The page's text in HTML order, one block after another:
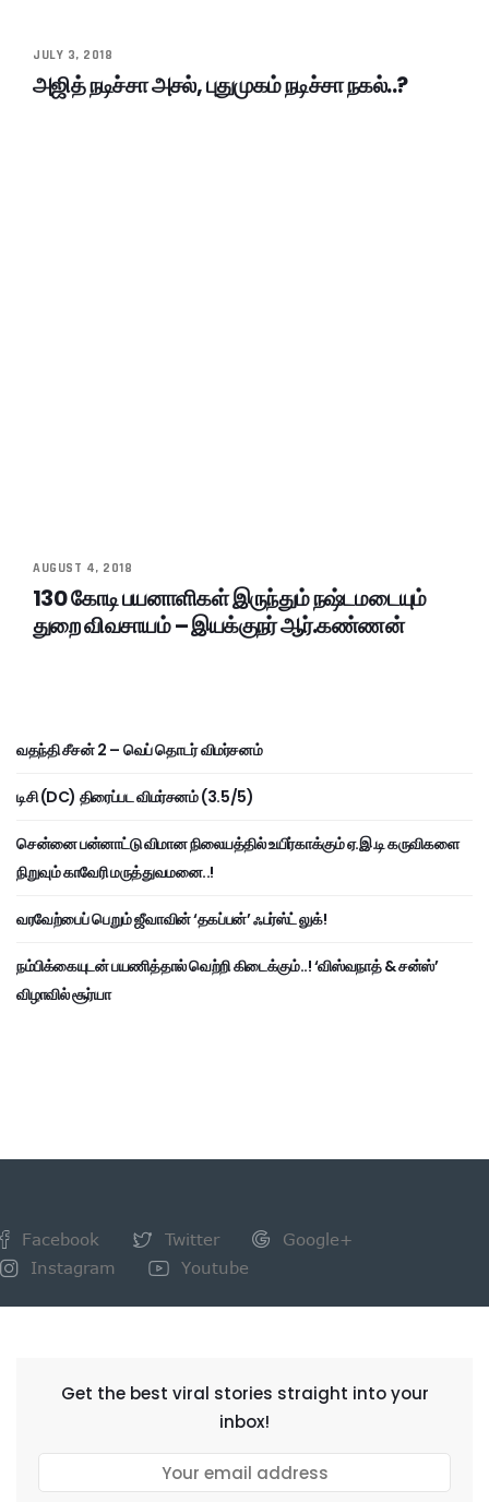
JULY 3, 2018
அஜித் நடிச்சா அசல், புதுமுகம் நடிச்சா நகல்..?
AUGUST 4, 2018
130 கோடி பயனாளிகள் இருந்தும் நஷ்டமடையும்
துறை விவசாயம் – இயக்குநர் ஆர்.கண்ணன்
வதந்தி சீசன் 2 – வெப் தொடர் விமர்சனம்
டிசி (DC) திரைப்பட விமர்சனம் (3.5/5)
சென்னை பன்னாட்டு விமான நிலையத்தில் உயிர்காக்கும் ஏ.இ.டி கருவிகளை
நிறுவும் காவேரி மருத்துவமனை..!
வரவேற்பைப் பெறும் ஜீவாவின் ‘தகப்பன்’ ஃபர்ஸ்ட் லுக்!
நம்பிக்கையுடன் பயணித்தால் வெற்றி கிடைக்கும்..! ‘விஸ்வநாத் & சன்ஸ்’
விழாவில் சூர்யா
Facebook Twitter
Google+
Instagram
Youtube
Get the best viral stories straight into your
inbox!